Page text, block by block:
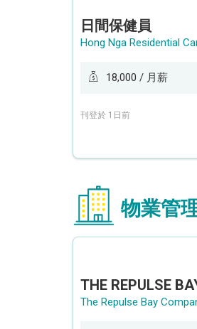
日間保健員
18,000 / 月薪
刊登於 1日前
物業管